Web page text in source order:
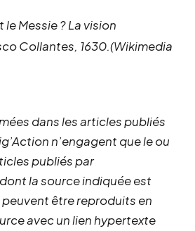
le Messie ? La vision
Collantes, 1630.(Wikimedia
dans les articles publiés
n’engagent que le ou
publiés par
la source indiquée est
peuvent être reproduits en
avec un lien hypertexte